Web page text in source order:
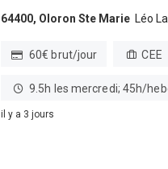
64400, Oloron Ste Marie Léo
60€ brut/jour CEE
9.5h les mercredi; 45h/
il y a 3 jours